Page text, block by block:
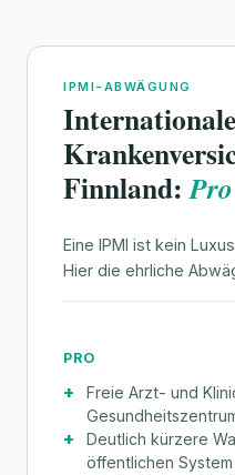
IPMI-ABWÄGUNG
Internationale
Finnland:
Eine IPMI ist kein
Hier die ehrliche
PRO
Freie Arzt- und
Deutlich kürzere
öffentlichen System